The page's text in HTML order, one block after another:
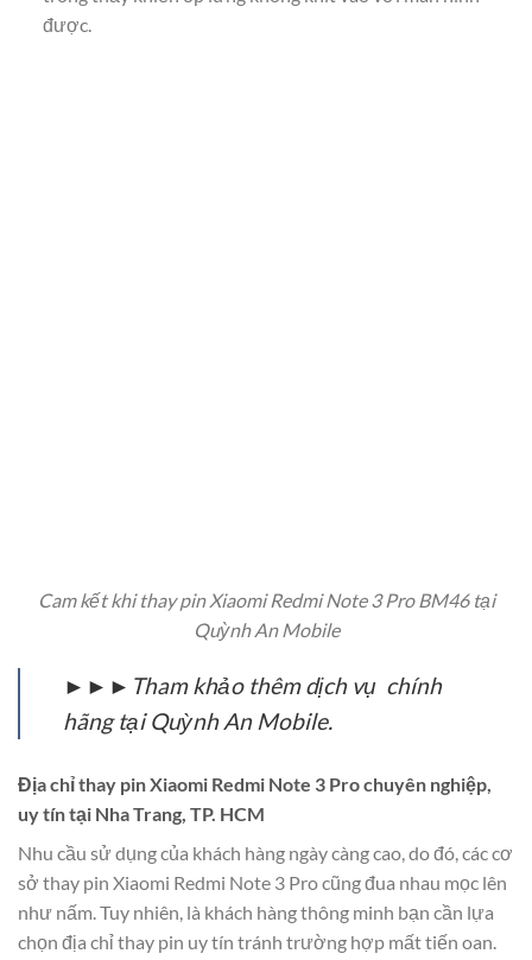
được.
Cam kết khi thay pin Xiaomi Redmi Note 3 Pro BM46 tại
Quỳnh An Mobile
►►►Tham khảo thêm dịch vụ chính
hãng tại Quỳnh An Mobile.
Địa chỉ thay pin Xiaomi Redmi Note 3 Pro chuyên nghiệp,
uy tín tại Nha Trang, TP. HCM
Nhu cầu sử dụng của khách hàng ngày càng cao, do đó, các cơ
sở thay pin Xiaomi Redmi Note 3 Pro cũng đua nhau mọc lên
như nấm. Tuy nhiên, là khách hàng thông minh bạn cần lựa
chọn địa chỉ thay pin uy tín tránh trường hợp mất tiến oan.